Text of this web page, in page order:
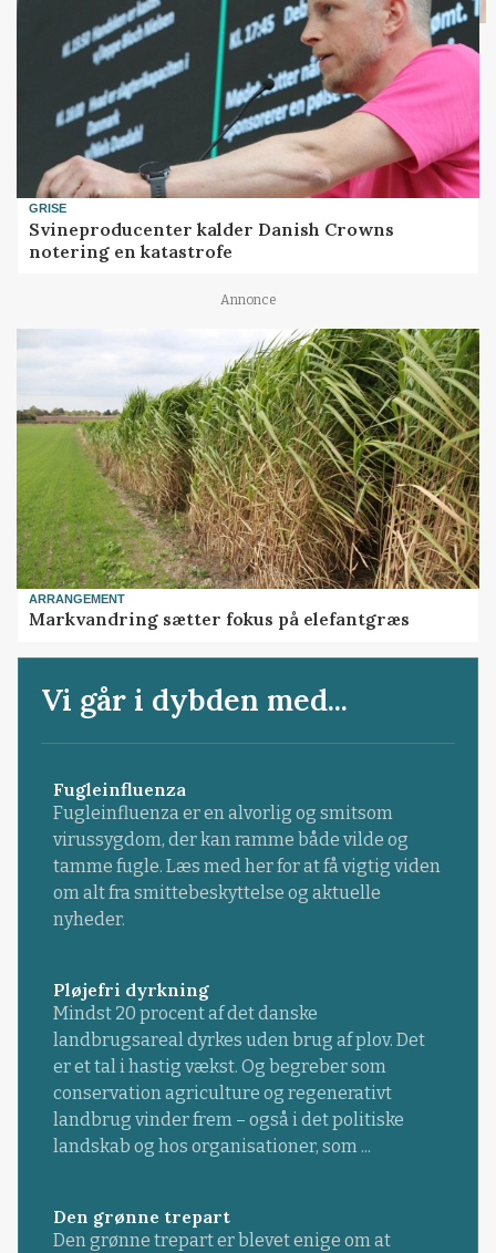
GRISE
Svineproducenter kalder Danish Crowns
notering en katastrofe
Annonce
ARRANGEMENT
Markvandring sætter fokus på elefantgræs
Vi går i dybden med...
Fugleinfluenza
Fugleinfluenza er en alvorlig og smitsom
virussygdom, der kan ramme både vilde og
tamme fugle. Læs med her for at få vigtig viden
om alt fra smittebeskyttelse og aktuelle
nyheder.
Pløjefri dyrkning
Mindst 20 procent af det danske
landbrugsareal dyrkes uden brug af plov. Det
er et tal i hastig vækst. Og begreber som
conservation agriculture og regenerativt
landbrug vinder frem – også i det politiske
landskab og hos organisationer, som ...
Den grønne trepart
Den grønne trepart er blevet enige om at